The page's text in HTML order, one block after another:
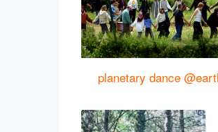
planetary dance